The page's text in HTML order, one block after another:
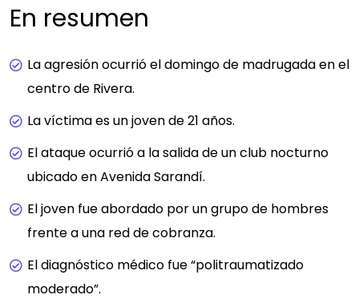
En resumen
La agresión ocurrió el domingo de madrugada en el
centro de Rivera.
La víctima es un joven de 21 años.
El ataque ocurrió a la salida de un club nocturno
ubicado en Avenida Sarandí.
El joven fue abordado por un grupo de hombres
frente a una red de cobranza.
El diagnóstico médico fue “politraumatizado
moderado”.